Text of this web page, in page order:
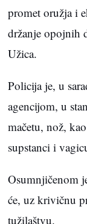
promet oružja i
držanje opojnih
Užica.
Policija je, u
agencijom, u
mačetu, nož,
supstanci i
Osumnjičenom
će, uz krivičnu
tužilaštvu.